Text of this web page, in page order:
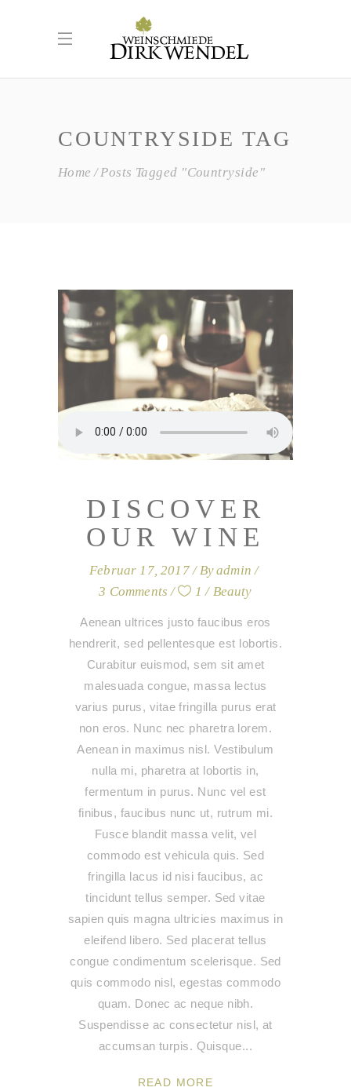
COUNTRYSIDE TAG
Home Posts Tagged "Countryside"
DISCOVER
OUR WINE
Februar 17, 2017 Byadmin
3 Comments
1 Beauty
Aenean ultrices justo faucibus eros
hendrerit, sed pellentesque est lobortis.
Curabitur euismod, sem sit amet
malesuada congue, massa lectus
varius purus, vitae fringilla purus erat
non eros. Nunc nec pharetra lorem.
Aenean in maximus nisl. Vestibulum
nulla mi, pharetra at lobortis in,
fermentum in purus. Nunc vel est
finibus, faucibus nunc ut, rutrum mi.
Fusce blandit massa velit, vel
commodo est vehicula quis. Sed
fringilla lacus id nisi faucibus, ac
tincidunt tellus semper. Sed vitae
sapien quis magna ultricies maximus in
eleifend libero. Sed placerat tellus
congue condimentum scelerisque. Sed
quis commodo nisl, egestas commodo
quam. Donec ac neque nibh.
Suspendisse ac consectetur nisl, at
accumsan turpis. Quisque
READ MORE